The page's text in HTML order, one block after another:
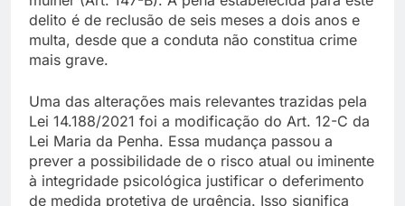
delito é de reclusão de seis meses a dois anos e
multa, desde que a conduta não constitua crime
mais grave.
Uma das alterações mais relevantes trazidas pela
Lei 14.188/2021 foi a modificação do Art. 12-C da
Lei Maria da Penha. Essa mudança passou a
prever a possibilidade de o risco atual ou iminente
à integridade psicológica justificar o deferimento
de medida protetiva de urgência. Isso significa